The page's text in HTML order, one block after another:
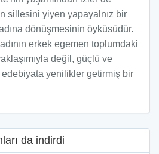
sillesini yiyen yapayalnız bir
dönüşmesinin öyküsüdür.
erkek egemen toplumdaki
değil, güçlü ve
edebiyata yenilikler getirmiş bir
da indirdi